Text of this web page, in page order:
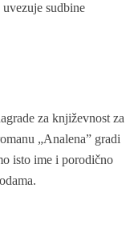
sudbine
za književnost za
„Analena” gradi
isto ime i porodično